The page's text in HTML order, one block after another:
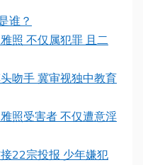
谁？
照 不仅属犯罪 且二
吻手 冀审视独中教育
照受害者 不仅遭意淫
22宗投报 少年嫌犯